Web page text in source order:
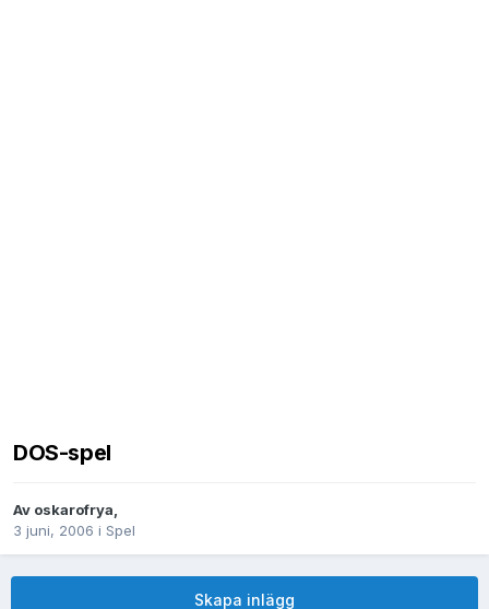
DOS-spel
Av oskarofrya,
3 juni, 2006 i Spel
Skapa inlägg